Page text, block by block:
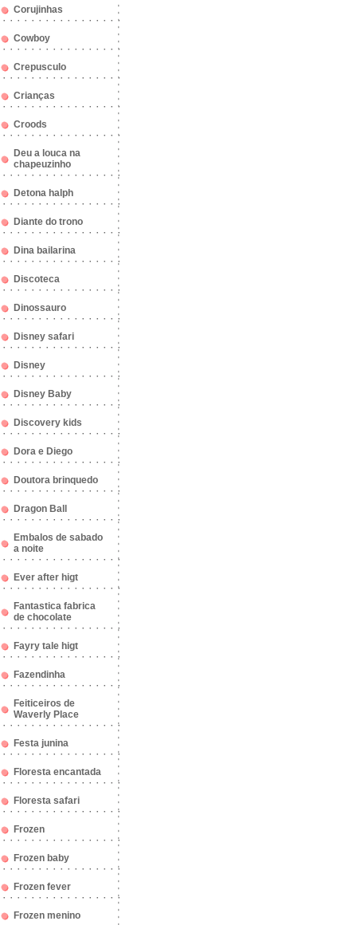
Corujinhas
Cowboy
Crepusculo
Crianças
Croods
Deu a louca na
chapeuzinho
Detona halph
Diante do trono
Dina bailarina
Discoteca
Dinossauro
Disney safari
Disney
Disney Baby
Discovery kids
Dora e Diego
Doutora brinquedo
Dragon Ball
Embalos de sabado
a noite
Ever after higt
Fantastica fabrica
de chocolate
Fayry tale higt
Fazendinha
Feiticeiros de
Waverly Place
Festa junina
Floresta encantada
Floresta safari
Frozen
Frozen baby
Frozen fever
Frozen menino